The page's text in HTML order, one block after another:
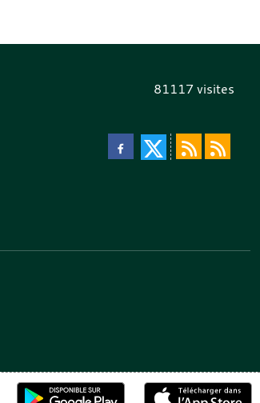
81117visites